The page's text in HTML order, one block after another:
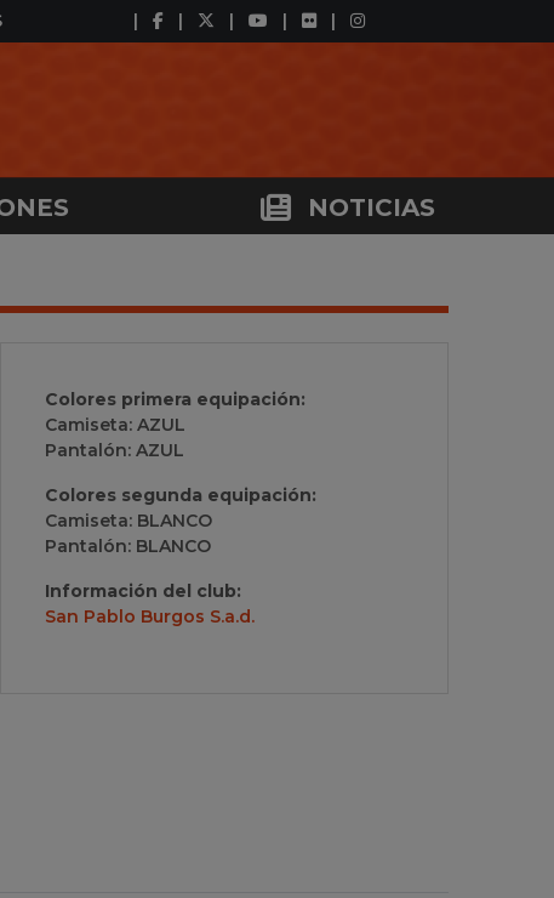
NOTICIAS
Colores primera equipación:
Camiseta: AZUL
Pantalón: AZUL
Colores segunda equipación:
Camiseta: BLANCO
Pantalón: BLANCO
Información del club:
San Pablo Burgos S.a.d.